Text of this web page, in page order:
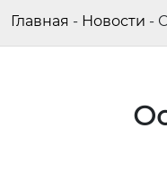
Главная - Новости -